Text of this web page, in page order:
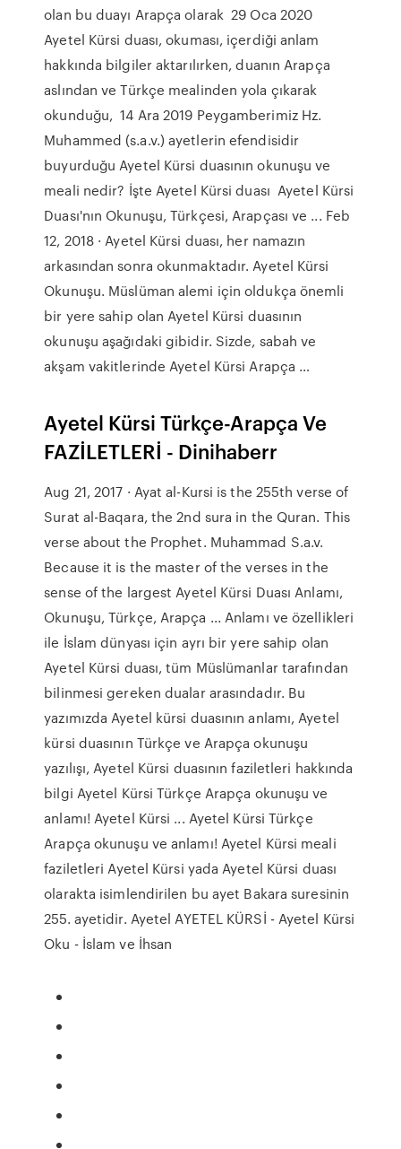
olan bu duayı Arapça olarak 29 Oca 2020
Ayetel Kürsi duası, okuması, içerdiği anlam
hakkında bilgiler aktarılırken, duanın Arapça
aslından ve Türkçe mealinden yola çıkarak
okunduğu, 14 Ara 2019 Peygamberimiz Hz.
Muhammed (s.a.v.) ayetlerin efendisidir
buyurduğu Ayetel Kürsi duasının okunuşu ve
meali nedir? İşte Ayetel Kürsi duası Ayetel Kürsi
Duası'nın Okunuşu, Türkçesi, Arapçası ve ... Feb
12, 2018 · Ayetel Kürsi duası, her namazın
arkasından sonra okunmaktadır. Ayetel Kürsi
Okunuşu. Müslüman alemi için oldukça önemli
bir yere sahip olan Ayetel Kürsi duasının
okunuşu aşağıdaki gibidir. Sizde, sabah ve
akşam vakitlerinde Ayetel Kürsi Arapça …
Ayetel Kürsi Türkçe-Arapça Ve
FAZİLETLERİ - Dinihaberr
Aug 21, 2017 · Ayat al-Kursi is the 255th verse of
Surat al-Baqara, the 2nd sura in the Quran. This
verse about the Prophet. Muhammad S.a.v.
Because it is the master of the verses in the
sense of the largest Ayetel Kürsi Duası Anlamı,
Okunuşu, Türkçe, Arapça ... Anlamı ve özellikleri
ile İslam dünyası için ayrı bir yere sahip olan
Ayetel Kürsi duası, tüm Müslümanlar tarafından
bilinmesi gereken dualar arasındadır. Bu
yazımızda Ayetel kürsi duasının anlamı, Ayetel
kürsi duasının Türkçe ve Arapça okunuşu
yazılışı, Ayetel Kürsi duasının faziletleri hakkında
bilgi Ayetel Kürsi Türkçe Arapça okunuşu ve
anlamı! Ayetel Kürsi ... Ayetel Kürsi Türkçe
Arapça okunuşu ve anlamı! Ayetel Kürsi meali
faziletleri Ayetel Kürsi yada Ayetel Kürsi duası
olarakta isimlendirilen bu ayet Bakara suresinin
255. ayetidir. Ayetel AYETEL KÜRSİ - Ayetel Kürsi
Oku - İslam ve İhsan